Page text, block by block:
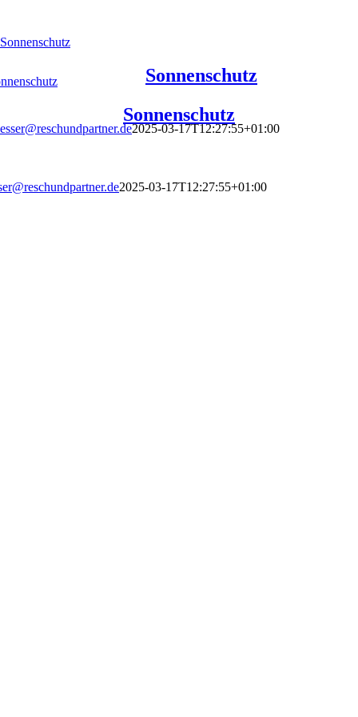
Sonnenschutz
Sonnenschutz
esser@reschundpartner.de2025-03-17T12:27:55+01:00
Sonnenschutz
2025-03-17T12:27:55+01:00